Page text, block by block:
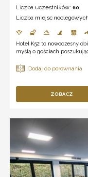
Liczba uczestników: 60
Liczba miejsc
Hotel K52 to nowoczesny
myślą o gościach
ZOBACZ